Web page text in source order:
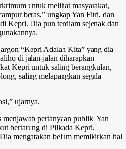
untuk melihat masyarakat,
beras,” ungkap Yan Fitri, dan
Kepri. Dia pun terdiam sejenak dan
“Kepri Adalah Kita” yang dia
di jalan-jalan diharapkan
Kepri untuk saling berangkulan,
saling melapangkan segala
ujarnya.
menjawab pertanyaan publik, Yan
bertarung di Pilkada Kepri,
mengatakan belum memikirkan hal